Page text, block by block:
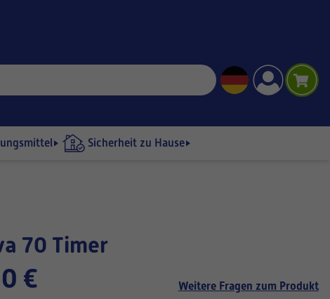
Sicherheit zu Hause
70 Timer
€ Weitere Fragen zum Produkt